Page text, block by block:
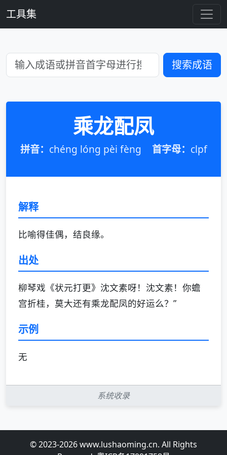
工具集
搜索成语
乘龙配凤
拼音： chéng lóng pèi fèng 首字母： clpf
解释
比喻得佳偶，结良缘。
出处
柳琴戏《状元打更》沈文素呀！沈文素！你蟾
宫折桂，莫大还有乘龙配凤的好运么？”
示例
无
系统收录
© 2023-2026 www.lushaoming.cn. All Rights